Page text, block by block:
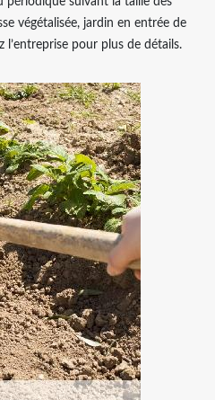
végétalisée, jardin en entrée de
l’entreprise pour plus de détails.